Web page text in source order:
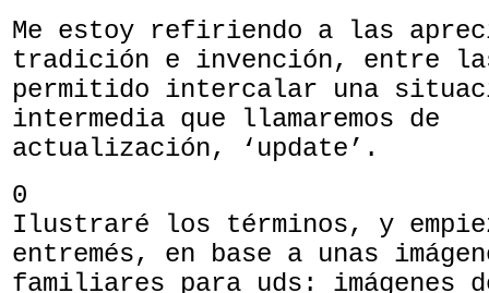
Me estoy refiriendo a las
tradición e invención, entre
permitido intercalar una
intermedia que llamaremos de
actualización, ‘update’.
0
Ilustraré los términos, y
entremés, en base a unas
familiares para uds: imágenes